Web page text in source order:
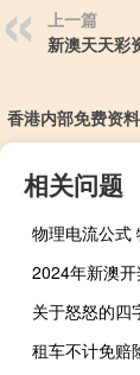
上一篇
新澳天天彩
香港内部免费资
相关问题
租车不计免赔